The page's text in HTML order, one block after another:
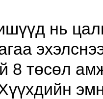
нь
8 төсөл